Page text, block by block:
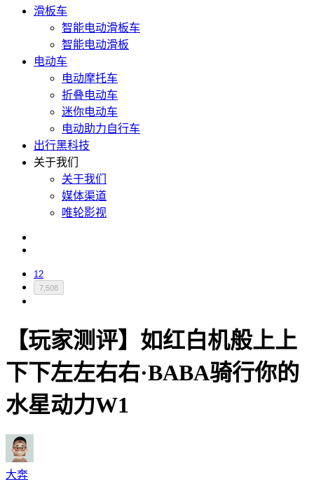
滑板车
智能电动滑板车
智能电动滑板
电动车
电动摩托车
折叠电动车
迷你电动车
电动助力自行车
出行黑科技
关于我们
关于我们
媒体渠道
唯轮影视
12
7,508
【玩家测评】如红白机般上上
下下左左右右·BABA骑行你的
水星动力W1
大奔